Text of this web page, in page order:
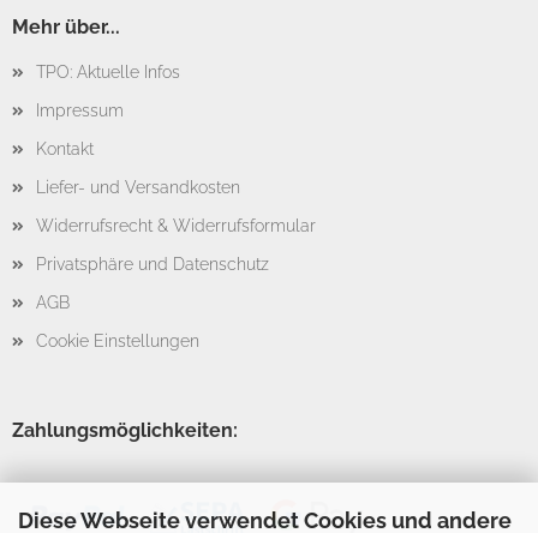
Diese Webseite verwendet Cookies und andere
Mehr über...
TPO: Aktuelle Infos
Impressum
Kontakt
Liefer- und Versandkosten
Widerrufsrecht & Widerrufsformular
Privatsphäre und Datenschutz
AGB
Cookie Einstellungen
Zahlungsmöglichkeiten: